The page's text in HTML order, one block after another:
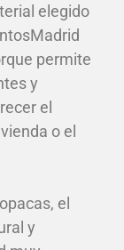
elegido
permite
y
el
o el
el
y